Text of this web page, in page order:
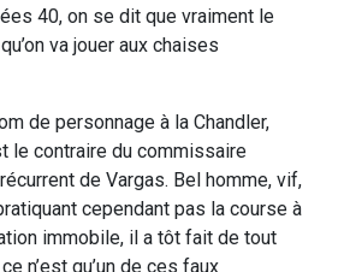
40, on se dit que vraiment le
va jouer aux chaises
de personnage à la Chandler,
le contraire du commissaire
de Vargas. Bel homme, vif,
cependant pas la course à
immobile, il a tôt fait de tout
n’est qu’un de ces faux